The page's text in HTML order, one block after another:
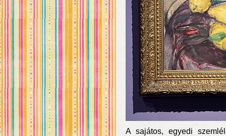
A sajátos, egyedi